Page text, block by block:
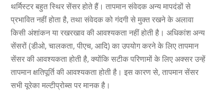
थर्मिस्टर बहुत स्थिर सेंसर होते हैं। तापमान संवेदक अन्य मापदंडों से
प्रभावित नहीं होता है, तथा संवेदक को गंदगी से मुक्त रखने के अलावा
किसी अंशांकन या रखरखाव की आवश्यकता नहीं होती है। अधिकांश अन्य
सेंसरों (डीओ, चालकता, पीएच, आदि) का उपयोग करने के लिए तापमान
सेंसर की आवश्यकता होती है, क्योंकि सटीक परिणामों के लिए अक्सर उन्हें
तापमान क्षतिपूर्ति की आवश्यकता होती है। इस कारण से, तापमान सेंसर
सभी यूरेका मल्टीप्रोब्स पर मानक है।